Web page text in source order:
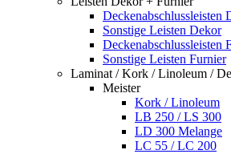
Deckenabschlussleisten
Sonstige Leisten Dekor
Deckenabschlussleisten
Sonstige Leisten Furnier
Laminat / Kork / Linoleum /
Meister
Kork / Linoleum
LB 250 / LS 300
LD 300 Melange
LC 55 / LC 200